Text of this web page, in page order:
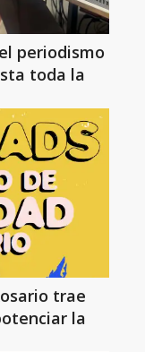
periodismo
toda la
trae
la